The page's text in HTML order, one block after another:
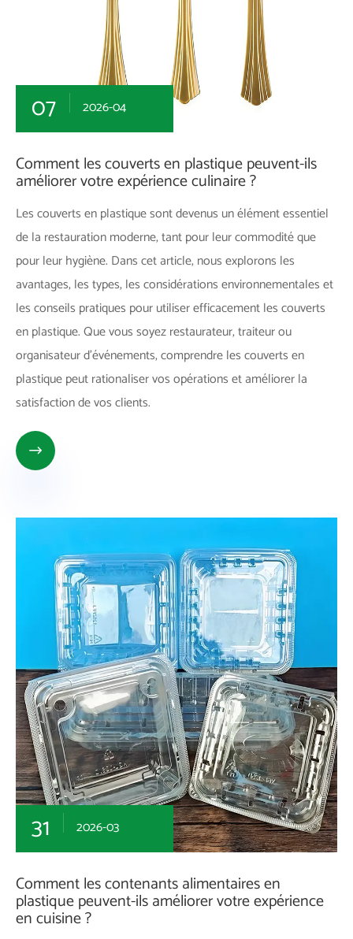
07 2026-04
Comment les couverts en plastique peuvent-ils
améliorer votre expérience culinaire ?
Les couverts en plastique sont devenus un élément essentiel
de la restauration moderne, tant pour leur commodité que
pour leur hygiène. Dans cet article, nous explorons les
avantages, les types, les considérations environnementales et
les conseils pratiques pour utiliser efficacement les couverts
en plastique. Que vous soyez restaurateur, traiteur ou
organisateur d'événements, comprendre les couverts en
plastique peut rationaliser vos opérations et améliorer la
satisfaction de vos clients.

31 2026-03
Comment les contenants alimentaires en
plastique peuvent-ils améliorer votre expérience
en cuisine ?